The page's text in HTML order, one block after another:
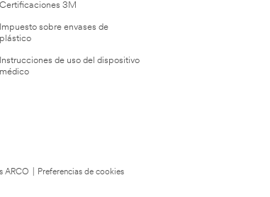
Certificaciones 3M
Impuesto sobre envases de
plástico
Instrucciones de uso del dispositivo
médico
ARCO
Preferencias de cookies